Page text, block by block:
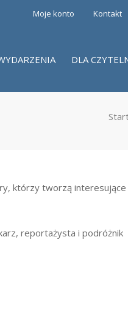
Moje konto Kontakt
DLA
którzy tworzą
reportażysta i podróżnik